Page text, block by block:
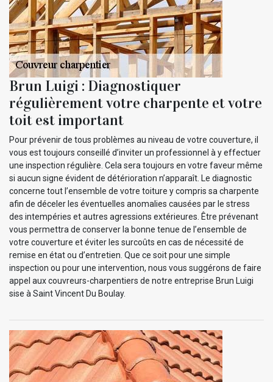
Brun Luigi : Diagnostiquer
régulièrement votre charpente et votre
toit est important
Pour prévenir de tous problèmes au niveau de votre couverture, il
vous est toujours conseillé d’inviter un professionnel à y effectuer
une inspection régulière. Cela sera toujours en votre faveur même
si aucun signe évident de détérioration n’apparaît. Le diagnostic
concerne tout l’ensemble de votre toiture y compris sa charpente
afin de déceler les éventuelles anomalies causées par le stress
des intempéries et autres agressions extérieures. Être prévenant
vous permettra de conserver la bonne tenue de l’ensemble de
votre couverture et éviter les surcoûts en cas de nécessité de
remise en état ou d’entretien. Que ce soit pour une simple
inspection ou pour une intervention, nous vous suggérons de faire
appel aux couvreurs-charpentiers de notre entreprise Brun Luigi
sise à Saint Vincent Du Boulay.